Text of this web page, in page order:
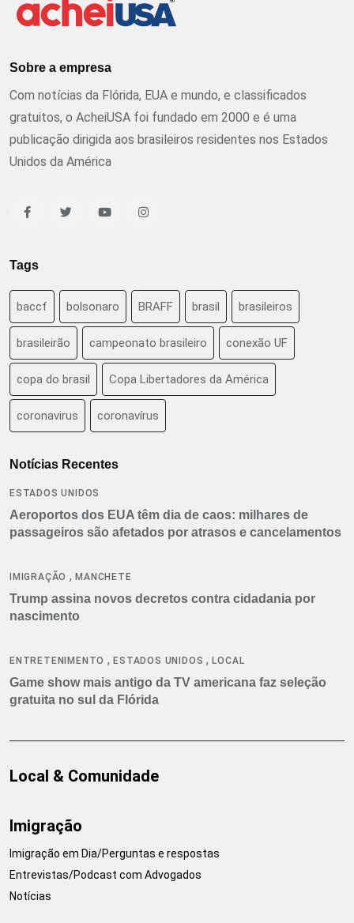
Sobre a empresa
Com notícias da Flórida, EUA e mundo, e classificados
gratuitos, o AcheiUSA foi fundado em 2000 e é uma
publicação dirigida aos brasileiros residentes nos Estados
Unidos da América
Tags
baccf bolsonaro BRAFF brasil brasileiros
brasileirão campeonato brasileiro conexão UF
copa do brasil Copa Libertadores da América
coronavirus coronavírus
Notícias Recentes
ESTADOS UNIDOS
Aeroportos dos EUA têm dia de caos: milhares de
passageiros são afetados por atrasos e cancelamentos
IMIGRAÇÃO ,MANCHETE
Trump assina novos decretos contra cidadania por
nascimento
ENTRETENIMENTO ,ESTADOS UNIDOS ,LOCAL
Game show mais antigo da TV americana faz seleção
gratuita no sul da Flórida
Local & Comunidade
Imigração
Imigração em Dia/Perguntas e respostas
Entrevistas/Podcast com Advogados
Notícias